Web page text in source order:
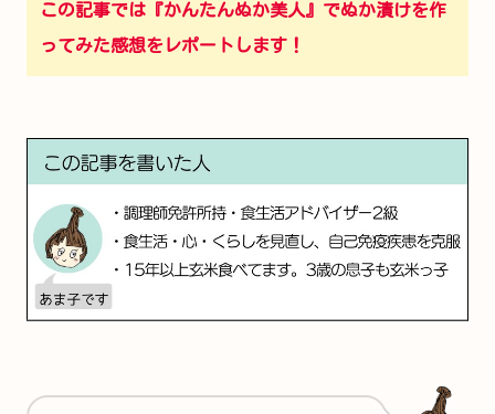
この記事では『かんたんぬか美人』でぬか漬けを作
ってみた感想をレポートします！